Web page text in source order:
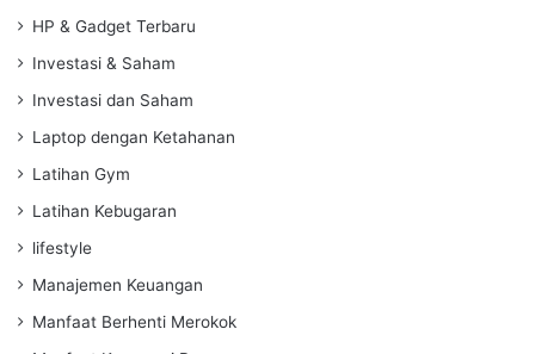
HP & Gadget Terbaru
Investasi & Saham
Investasi dan Saham
Laptop dengan Ketahanan
Latihan Gym
Latihan Kebugaran
lifestyle
Manajemen Keuangan
Manfaat Berhenti Merokok